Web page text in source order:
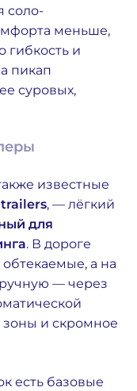
соло-
меньше,
гибкость и
пикап
суровых,
известные
, — лёгкий
для
. В дороге
а на
— через
зоны и скромное
есть базовые